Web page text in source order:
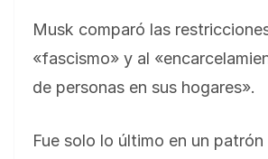
Musk comparó las
«fascismo» y al
de personas en sus hogares».
Fue solo lo último en un